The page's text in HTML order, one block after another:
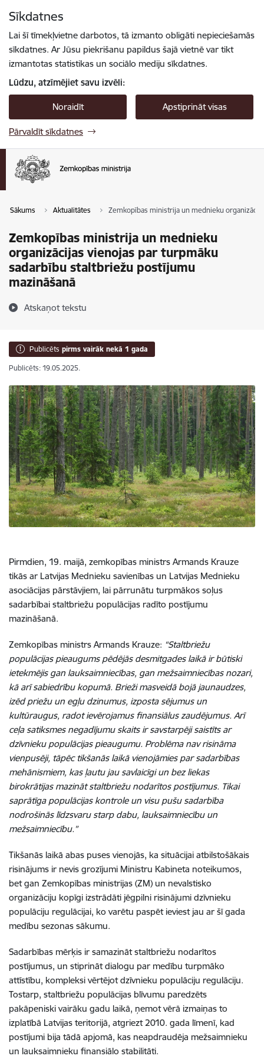
Sīkdatnes
Lai šī tīmekļvietne darbotos, tā izmanto obligāti nepieciešamās
sīkdatnes. Ar Jūsu piekrišanu papildus šajā vietnē var tikt
izmantotas statistikas un sociālo mediju sīkdatnes.
Lūdzu, atzīmējiet savu izvēli:
Noraidīt Apstiprināt visas
Pārvaldīt sīkdatnes
Sākums Aktualitātes Zemkopības ministrija un mednieku
Zemkopības ministrija un mednieku
organizācijas vienojas par turpmāku
sadarbību staltbriežu postījumu
mazināšanā
Atskaņot tekstu
Publicēts pirms vairāk nekā 1 gada
Publicēts: 19.05.2025.
Pirmdien, 19. maijā, zemkopības ministrs Armands Krauze
tikās ar Latvijas Mednieku savienības un Latvijas Mednieku
asociācijas pārstāvjiem, lai pārrunātu turpmākos soļus
sadarbībai staltbriežu populācijas radīto postījumu
mazināšanā.
Zemkopības ministrs Armands Krauze: “Staltbriežu
populācijas pieaugums pēdējās desmitgades laikā ir būtiski
ietekmējis gan lauksaimniecības, gan mežsaimniecības nozari,
kā arī sabiedrību kopumā. Brieži masveidā bojā jaunaudzes,
izēd priežu un egļu dzinumus, izposta sējumus un
kultūraugus, radot ievērojamus finansiālus zaudējumus. Arī
ceļa satiksmes negadījumu skaits ir savstarpēji saistīts ar
dzīvnieku populācijas pieaugumu. Problēma nav risināma
vienpusēji, tāpēc tikšanās laikā vienojāmies par sadarbības
mehānismiem, kas ļautu jau savlaicīgi un bez liekas
birokrātijas mazināt staltbriežu nodarītos postījumus. Tikai
saprātīga populācijas kontrole un visu pušu sadarbība
nodrošinās līdzsvaru starp dabu, lauksaimniecību un
mežsaimniecību.”
Tikšanās laikā abas puses vienojās, ka situācijai atbilstošākais
risinājums ir nevis grozījumi Ministru Kabineta noteikumos,
bet gan Zemkopības ministrijas (ZM) un nevalstisko
organizāciju kopīgi izstrādāti jēgpilni risinājumi dzīvnieku
populāciju regulācijai, ko varētu paspēt ieviest jau ar šī gada
medību sezonas sākumu.
Sadarbības mērķis ir samazināt staltbriežu nodarītos
postījumus, un stiprināt dialogu par medību turpmāko
attīstību, kompleksi vērtējot dzīvnieku populāciju regulāciju.
Tostarp, staltbriežu populācijas blīvumu paredzēts
pakāpeniski vairāku gadu laikā, ņemot vērā izmaiņas to
izplatībā Latvijas teritorijā, atgriezt 2010. gada līmenī, kad
postījumi bija tādā apjomā, kas neapdraudēja mežsaimnieku
un lauksaimnieku finansiālo stabilitāti.